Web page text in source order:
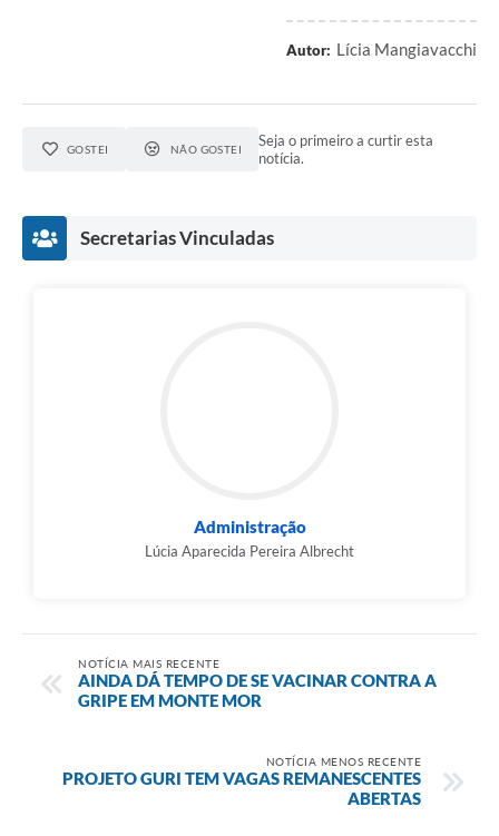
Autor: Lícia Mangiavacchi
GOSTEI NÃO GOSTEI
Seja o primeiro a curtir esta
notícia.
Secretarias Vinculadas
Administração
Lúcia Aparecida Pereira Albrecht
NOTÍCIA MAIS RECENTE
AINDA DÁ TEMPO DE SE VACINAR CONTRA A
GRIPE EM MONTE MOR
NOTÍCIA MENOS RECENTE
PROJETO GURI TEM VAGAS REMANESCENTES
ABERTAS